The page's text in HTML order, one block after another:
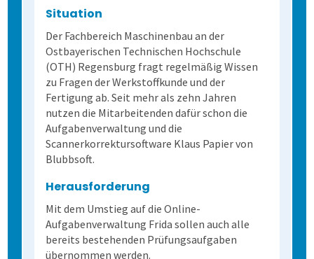
Situation
Der Fachbereich Maschinenbau an der
Ostbayerischen Technischen Hochschule
(OTH) Regensburg fragt regelmäßig Wissen
zu Fragen der Werkstoffkunde und der
Fertigung ab. Seit mehr als zehn Jahren
nutzen die Mitarbeitenden dafür schon die
Aufgabenverwaltung und die
Scannerkorrektursoftware Klaus Papier von
Blubbsoft.
Herausforderung
Mit dem Umstieg auf die Online-
Aufgabenverwaltung Frida sollen auch alle
bereits bestehenden Prüfungsaufgaben
übernommen werden.